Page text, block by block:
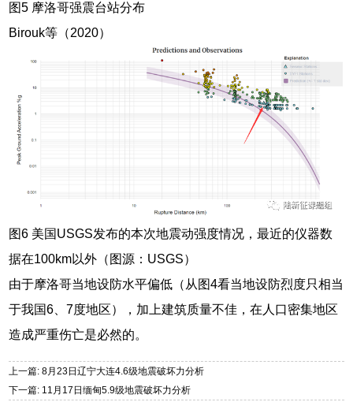
图5 摩洛哥强震台站分布
Birouk等（2020）
图6 美国USGS发布的本次地震动强度情况，最近的仪器数
据在100km以外（图源：USGS）
由于摩洛哥当地设防水平偏低（从图4看当地设防烈度只相当
于我国6、7度地区），加上建筑质量不佳，在人口密集地区
造成严重伤亡是必然的。
上一篇: 8月23日辽宁大连4.6级地震破坏力分析
下一篇: 11月17日缅甸5.9级地震破坏力分析